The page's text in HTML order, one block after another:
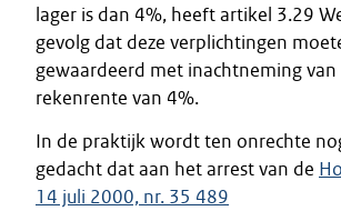
lager is dan 4%, heeft artikel 3.29
gevolg dat deze verplichtingen
gewaardeerd met inachtneming van
rekenrente van 4%.
In de praktijk wordt ten onrechte
gedacht dat aan het arrest van de
14 juli 2000, nr. 35 489